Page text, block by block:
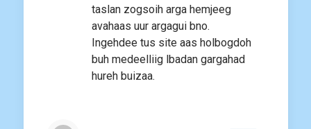
taslan zogsoih arga hemjeeg
avahaas uur argagui bno.
Ingehdee tus site aas holbogdoh
buh medeelliig lbadan gargahad
hureh buizaa.